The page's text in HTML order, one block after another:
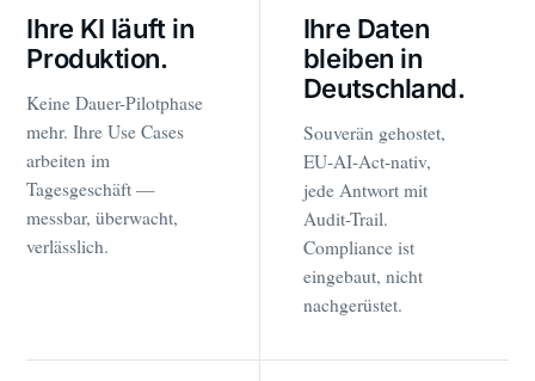
Ihre KI läuft in
Produktion.
Keine Dauer-Pilotphase
mehr. Ihre Use Cases
arbeiten im
Tagesgeschäft —
messbar, überwacht,
verlässlich.
Ihre Daten
bleiben in
Deutschland.
Souverän gehostet,
EU-AI-Act-nativ,
jede Antwort mit
Audit-Trail.
Compliance ist
eingebaut, nicht
nachgerüstet.